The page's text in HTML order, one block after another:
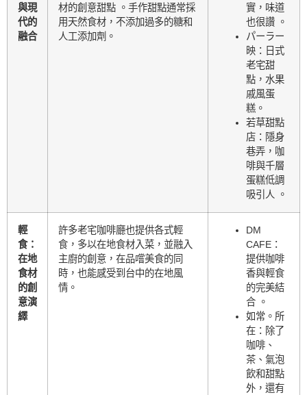
與現
代的
融合
材的創意甜點 。手作甜點通常採
用天然食材，不添加過多的糖和
人工添加劑。
實，味道
也很讚 。
パーラー
映：日式
老宅甜
點，水果
戚風蛋
糕。
若草甜點
店：隱身
巷弄，咖
啡與千層
蛋糕低調
吸引人 。
輕
食：
在地
食材
的創
意演
繹
許多老宅咖啡廳也提供各式輕
食，多以在地食材入菜，並融入
主廚的創意，在品嚐美食的同
時，也能感受到台中的在地風
情。
DM
CAFE：
提供咖啡
香與輕食
的完美結
合 。
如常。所
在：除了
咖啡、
茶、氣泡
飲和甜點
外，還有